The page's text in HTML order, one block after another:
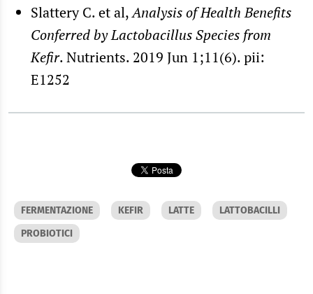
Slattery C. et al,Analysis of Health Benefits
Conferred by Lactobacillus Species from
Kefir. Nutrients. 2019 Jun 1;11(6). pii:
E1252
FERMENTAZIONE KEFIR LATTE
LATTOBACILLI
PROBIOTICI